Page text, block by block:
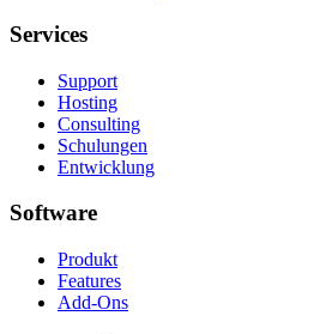
Services
Support
Hosting
Consulting
Schulungen
Entwicklung
Software
Produkt
Features
Add-Ons